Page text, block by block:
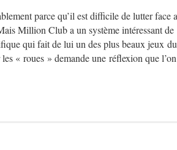
parce qu’il est difficile de lutter face
Million Club a un système intéressant de
qui fait de lui un des plus beaux jeux du
« roues » demande une réflexion que